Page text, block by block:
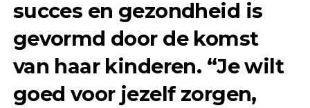
succes en gezondheid is
gevormd door de komst
van haar kinderen. “Je wilt
goed voor jezelf zorgen,